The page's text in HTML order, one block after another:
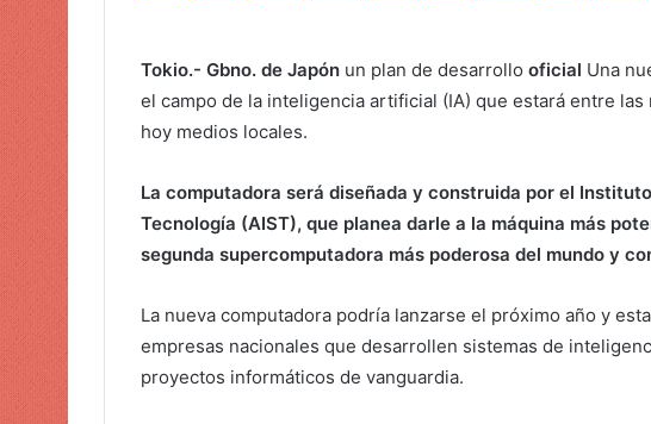
u
n
r
r
e
e
Tokio.- Gbno. de Japón un plan de desarrollo oficial Una
el campo de la inteligencia artificial (IA) que estará entre
hoy medios locales.
La computadora será diseñada y construida por el
Tecnología (AIST), que planea darle a la máquina más
segunda supercomputadora más poderosa del mundo y
La nueva computadora podría lanzarse el próximo año y
empresas nacionales que desarrollen sistemas de
proyectos informáticos de vanguardia.